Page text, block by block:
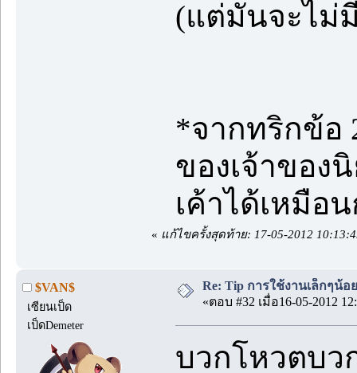
(แต่มันจะไม่
*จากทริกข้อ
ของเจ้าของ
เค้าได้เหมือ
« แก้ไขครั้งสุดท้าย: 17-05-2012
$VAN$
เซียนเป็ด
เป็ดDemeter
Re: Tip การใช้งานเล็กๆน้อ
«ตอบ #32 เมื่อ16-05-2012
บวกโหวตบ